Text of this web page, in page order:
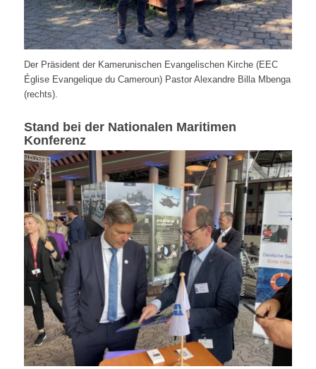
Der Präsident der Kamerunischen Evangelischen Kirche (EEC
Église Evangelique du Cameroun) Pastor Alexandre Billa Mbenga
(rechts).
Stand bei der Nationalen Maritimen
Konferenz